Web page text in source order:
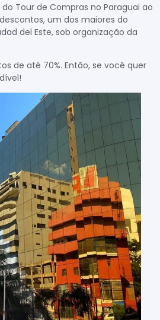
Tour de Compras no Paraguai ao
um dos maiores do
del Este, sob organização da
de até 70%. Então, se você quer